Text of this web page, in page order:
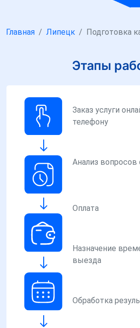
Главная Липецк Подготовка
Этапы
Заказ услуги
телефону
Анализ вопросов
Оплата
Назначение
выезда
Обработка